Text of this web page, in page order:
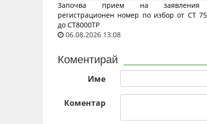
Започва прием на
регистрационен номер по избор от СТ
до СТ8000ТР
06.08.2026 13:08
Коментирай
Име
Коментар